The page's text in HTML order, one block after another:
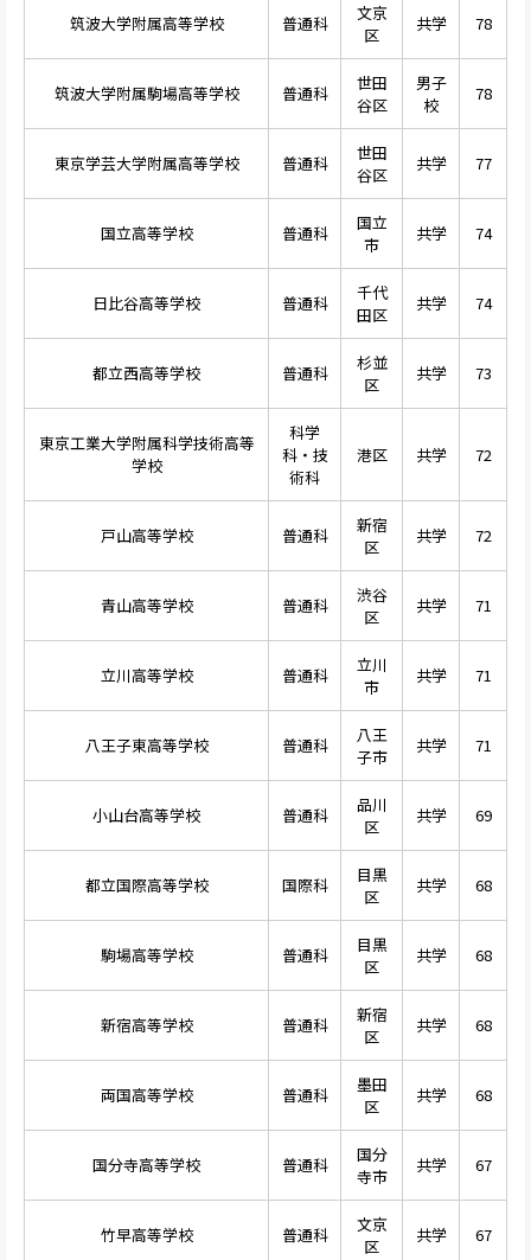
筑波大学附属高等学校 普通科
文京
区
共学 78
筑波大学附属駒場高等学校 普通科
世田
谷区
男子
校
78
東京学芸大学附属高等学校 普通科
世田
谷区
共学 77
国立高等学校 普通科
国立
市
共学 74
日比谷高等学校 普通科
千代
田区
共学 74
都立西高等学校 普通科
杉並
区
共学 73
東京工業大学附属科学技術高等
学校
科学
科・技
術科
港区 共学 72
戸山高等学校 普通科
新宿
区
共学 72
青山高等学校 普通科
渋谷
区
共学 71
立川高等学校 普通科
立川
市
共学 71
八王子東高等学校 普通科
八王
子市
共学 71
小山台高等学校 普通科
品川
区
共学 69
都立国際高等学校 国際科
目黒
区
共学 68
駒場高等学校 普通科
目黒
区
共学 68
新宿高等学校 普通科
新宿
区
共学 68
両国高等学校 普通科
墨田
区
共学 68
国分寺高等学校 普通科
国分
寺市
共学 67
竹早高等学校 普通科
文京
区
共学 67